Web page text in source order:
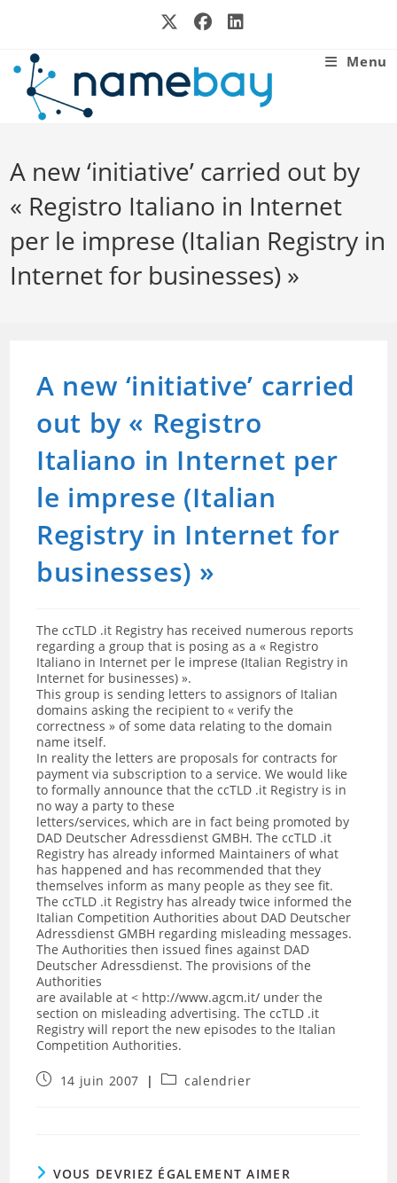
Menu
A new ‘initiative’ carried out by
« Registro Italiano in Internet
per le imprese (Italian Registry in
Internet for businesses) »
A new ‘initiative’ carried
out by « Registro
Italiano in Internet per
le imprese (Italian
Registry in Internet for
businesses) »
The ccTLD .it Registry has received numerous reports
regarding a group that is posing as a « Registro
Italiano in Internet per le imprese (Italian Registry in
Internet for businesses) ».
This group is sending letters to assignors of Italian
domains asking the recipient to « verify the
correctness » of some data relating to the domain
name itself.
In reality the letters are proposals for contracts for
payment via subscription to a service. We would like
to formally announce that the ccTLD .it Registry is in
no way a party to these
letters/services, which are in fact being promoted by
DAD Deutscher Adressdienst GMBH. The ccTLD .it
Registry has already informed Maintainers of what
has happened and has recommended that they
themselves inform as many people as they see fit.
The ccTLD .it Registry has already twice informed the
Italian Competition Authorities about DAD Deutscher
Adressdienst GMBH regarding misleading messages.
The Authorities then issued fines against DAD
Deutscher Adressdienst. The provisions of the
Authorities
are available at < http://www.agcm.it/ under the
section on misleading advertising. The ccTLD .it
Registry will report the new episodes to the Italian
Competition Authorities.
Publication
14 juin 2007
Postcalendrier
VOUS DEVRIEZ ÉGALEMENT AIMER